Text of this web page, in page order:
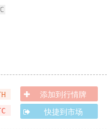
添加到行情牌
快捷到市场